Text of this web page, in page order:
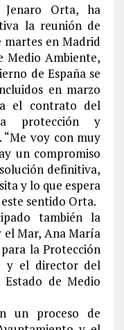
Orta, ha
la reunión de
martes en Madrid
Medio Ambiente,
de España se
en marzo
el contrato del
protección y
voy con muy
un compromiso
definitiva,
y lo que espera
sentido Orta.
también la
el Mar, Ana María
la Protección
y el director del
de Medio
un proceso de